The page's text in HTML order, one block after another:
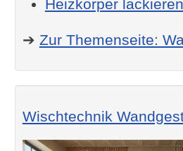
Heizkörper lackieren
➔ Zur Themenseite:
Wischtechnik